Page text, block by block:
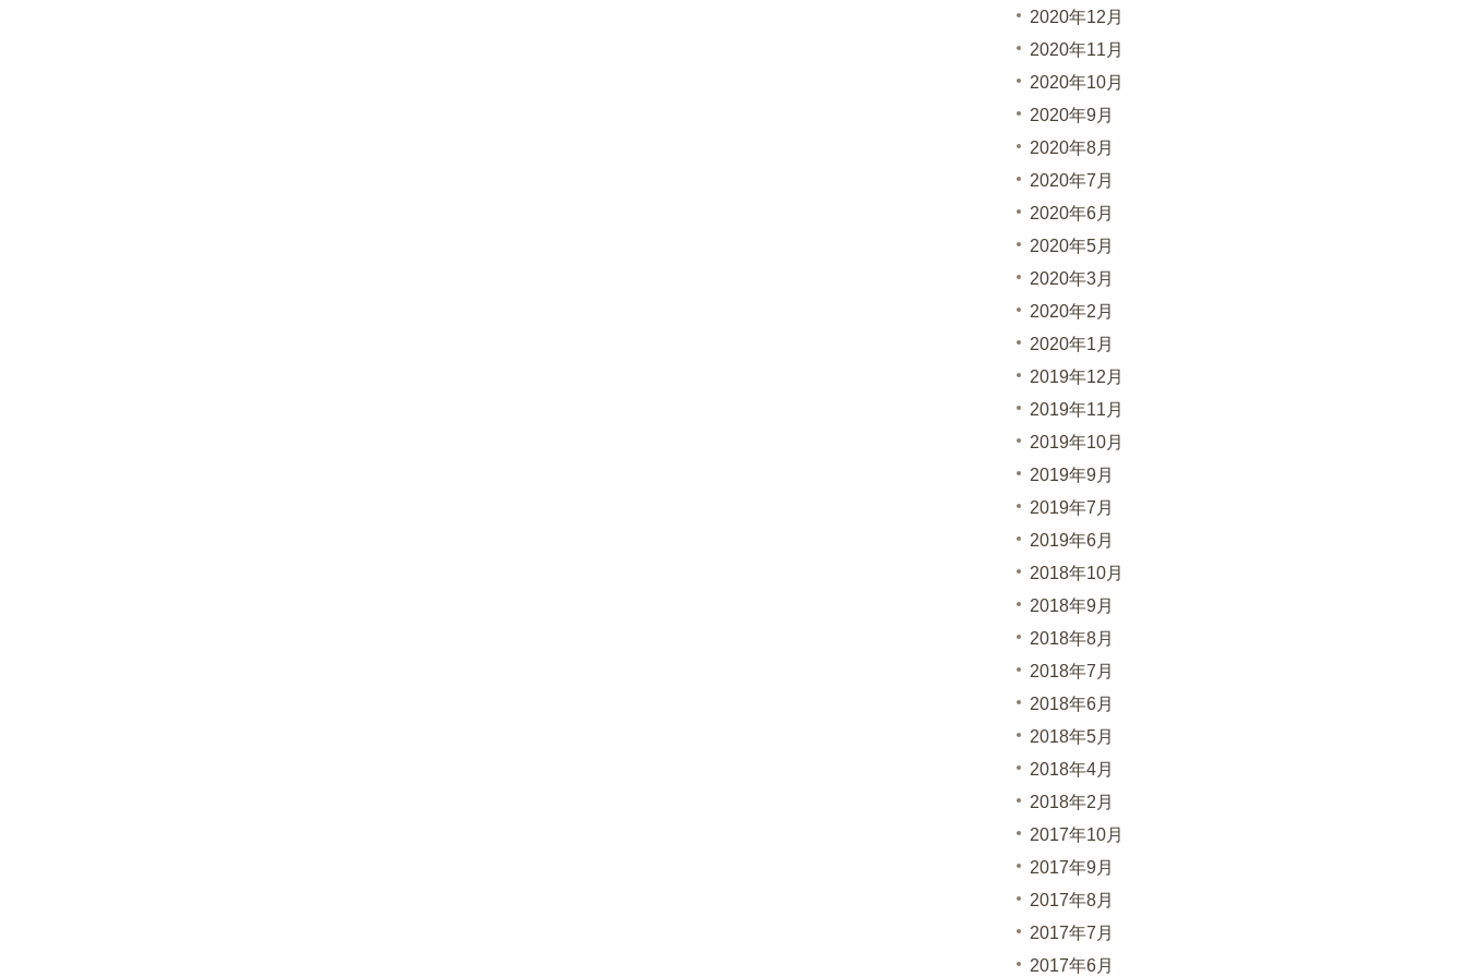
2020年12月
2020年11月
2020年10月
2020年9月
2020年8月
2020年7月
2020年6月
2020年5月
2020年3月
2020年2月
2020年1月
2019年12月
2019年11月
2019年10月
2019年9月
2019年7月
2019年6月
2018年10月
2018年9月
2018年8月
2018年7月
2018年6月
2018年5月
2018年4月
2018年2月
2017年10月
2017年9月
2017年8月
2017年7月
2017年6月